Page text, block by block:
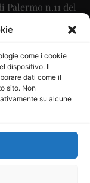
come i cookie
dispositivo. Il
dati come il
sito. Non
su alcune
n.11 del
a r.l. è
al